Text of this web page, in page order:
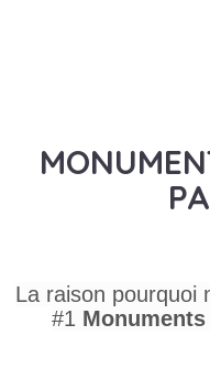
La raison pourquoi
#1